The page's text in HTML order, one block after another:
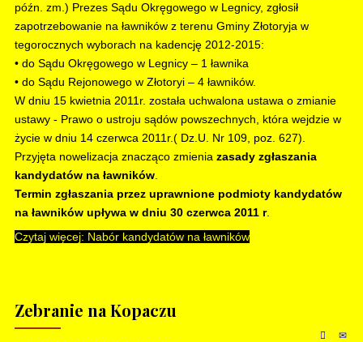
późn. zm.) Prezes Sądu Okręgowego w Legnicy, zgłosił
zapotrzebowanie na ławników z terenu Gminy Złotoryja w
tegorocznych wyborach na kadencję 2012-2015:
• do Sądu Okręgowego w Legnicy – 1 ławnika
• do Sądu Rejonowego w Złotoryi – 4 ławników.
W dniu 15 kwietnia 2011r. została uchwalona ustawa o zmianie
ustawy - Prawo o ustroju sądów powszechnych, która wejdzie w
życie w dniu 14 czerwca 2011r.( Dz.U. Nr 109, poz. 627).
Przyjęta nowelizacja znacząco zmienia zasady zgłaszania
kandydatów na ławników.
Termin zgłaszania przez uprawnione podmioty kandydatów
na ławników upływa w dniu 30 czerwca 2011 r.
Czytaj więcej: Nabór kandydatów na ławników
Zebranie na Kopaczu